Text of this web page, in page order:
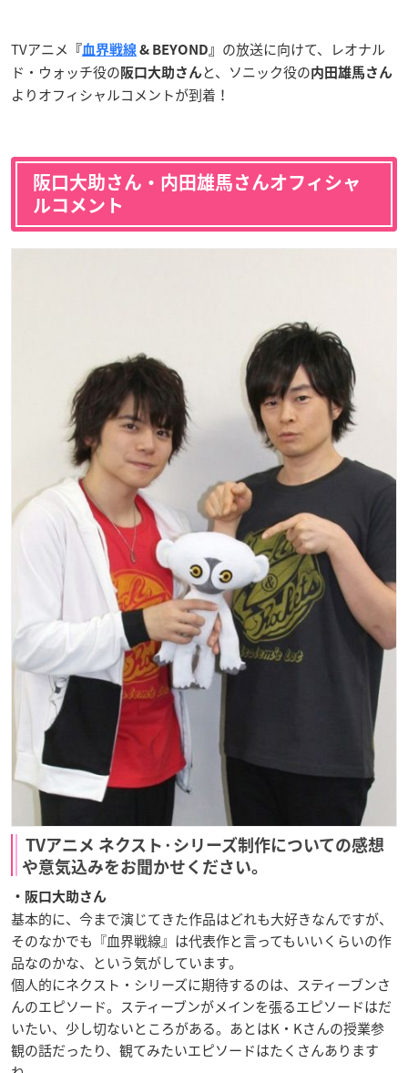
TVアニメ 『血界戦線 & BEYOND 』 の放送に向けて、 レオナル
ド・ウォッチ役の 阪口大助さんと、ソニック役の内田雄馬さん
よりオフィシャルコメントが到着！
阪口大助さん・内田雄馬さんオフィシャ
ルコメント
TVアニメ ネクスト·シリーズ制作についての感想
や意気込みをお聞かせください。
・阪口大助さん
基本的に、今まで演じてきた作品はどれも大好きなんですが、
そのなかでも『血界戦線』は代表作と言ってもいいくらいの作
品なのかな、という気がしています。
個人的にネクスト・シリーズに期待するのは、スティーブンさ
んのエピソード。スティーブンがメインを張るエピソードはだ
いたい、少し切ないところがある。あとはK・Kさんの授業参
観の話だったり、観てみたいエピソードはたくさんあります